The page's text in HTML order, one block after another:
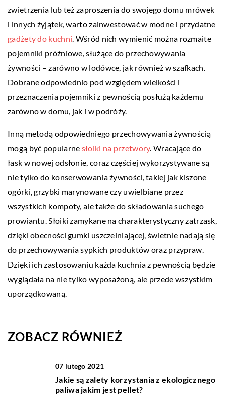
zwietrzenia lub też zaproszenia do swojego domu mrówek
i innych żyjątek, warto zainwestować w modne i przydatne
gadżety do kuchni . Wśród nich wymienić można rozmaite
pojemniki próżniowe, służące do przechowywania
żywności – zarówno w lodówce, jak również w szafkach.
Dobrane odpowiednio pod względem wielkości i
przeznaczenia pojemniki z pewnością posłużą każdemu
zarówno w domu, jak i w podróży.
Inną metodą odpowiedniego przechowywania żywnością
mogą być popularne słoiki na przetwory. Wracające do
łask w nowej odsłonie, coraz częściej wykorzystywane są
nie tylko do konserwowania żywności, takiej jak kiszone
ogórki, grzybki marynowane czy uwielbiane przez
wszystkich kompoty, ale także do składowania suchego
prowiantu. Słoiki zamykane na charakterystyczny zatrzask,
dzięki obecności gumki uszczelniającej, świetnie nadają się
do przechowywania sypkich produktów oraz przypraw.
Dzięki ich zastosowaniu każda kuchnia z pewnością będzie
wyglądała na nie tylko wyposażoną, ale przede wszystkim
uporządkowaną.
ZOBACZ RÓWNIEŻ
07 lutego 2021
Jakie są zalety korzystania z ekologicznego
paliwa jakim jest pellet?